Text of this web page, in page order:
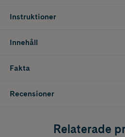
Instruktioner
Innehåll
Fakta
Recensioner
Relaterade